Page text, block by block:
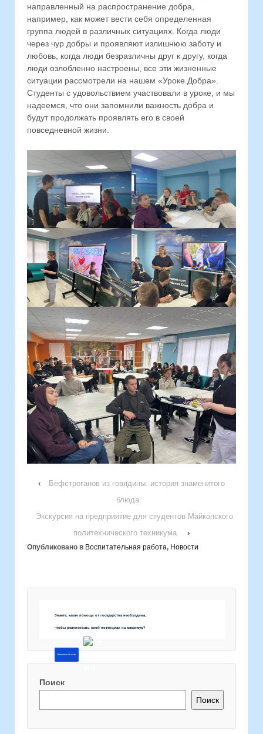
направленный на распространение добра,
например, как может вести себя определенная
группа людей в различных ситуациях. Когда люди
через чур добры и проявляют излишнюю заботу и
любовь, когда люди безразличны друг к другу, когда
люди озлобленно настроены, все эти жизненные
ситуации рассмотрели на нашем «Уроке Добра».
Студенты с удовольствием участвовали в уроке, и мы
надеемся, что они запомнили важность добра и
будут продолжать проявлять его в своей
повседневной жизни.
‹
Бефстроганов из говядины: история знаменитого
блюда.
Экскурсия на предприятие для студентов Майкопского
политехнического техникума.
›
Опубликовано в Воспитательная работа, Новости
Знаете, какая помощь от государства необходима,
чтобы реализовать свой потенциал на максимум?
Напишите об этом
Поиск
Поиск